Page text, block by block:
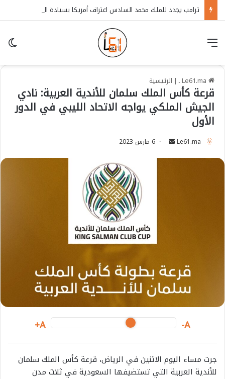
| الرئيسية
قرعة كأس الملك سلمان للأندية العربية: نادي
الجيش الملكي يواجه الاتحاد الليبي في الدور
الأول
Le61.ma 6 مارس 2023
A-
A+
جرت مساء اليوم الاثنين في الرياض، قرعة كأس الملك سلمان
للأندية العربية التي تستضيفها السعودية في ثلاث مدن